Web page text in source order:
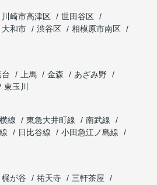
川崎市高津区
世田谷区
大和市 渋谷区
相模原市南区
上馬 金森
あざみ野
東玉川
線 東急大井町線
南武線
日比谷線
小田急江ノ島線
梶が谷 祐天寺
三軒茶屋